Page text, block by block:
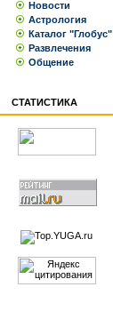
Новости
Астрология
Каталог "Глобус"
Развлечения
Общение
СТАТИСТИКА